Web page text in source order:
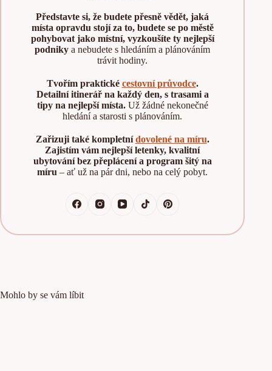
Představte si, že budete přesně vědět, jaká
místa opravdu stojí za to, budete se po městě
pohybovat jako místní, vyzkoušíte ty nejlepší
podniky a nebudete s hledáním a plánováním
trávit hodiny.
Tvořím praktické cestovní průvodce.
Detailní itinerář na každý den, s trasami a
tipy na nejlepší místa.Už žádné nekonečné
hledání a starosti s plánováním.
Zařizuji také kompletnídovolené na míru.
Zajistím vám nejlepší letenky, kvalitní
ubytování bez přeplácení a program šitý na
míru – ať už na pár dni, nebo na celý pobyt.
Mohlo by se vám líbit